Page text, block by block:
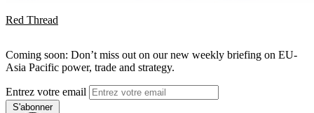
Red Thread
Coming soon: Don’t miss out on our new weekly briefing on EU-
Asia Pacific power, trade and strategy.
Entrez votre email
S'abonner